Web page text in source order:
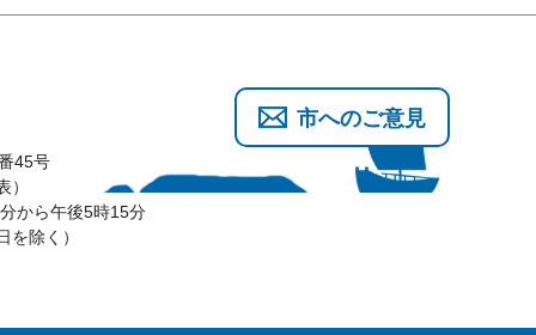
45号
から午後5時15分
を除く）
市へのご意見